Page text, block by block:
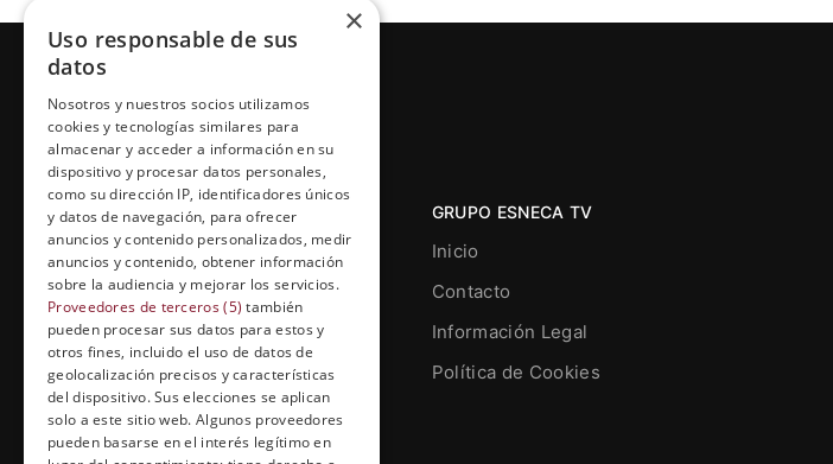
Grupo Esneca TV
Calle Prat de la Riba, 22, Entresuelo
(local 5)
25004, Lleida. España
GRUPO ESNECA TV
Inicio
Contacto
Información Legal
Política de Cookies
×
Uso responsable de sus
datos
Nosotros y nuestros socios utilizamos
cookies y tecnologías similares para
almacenar y acceder a información en su
dispositivo y procesar datos personales,
como su dirección IP, identificadores únicos
y datos de navegación, para ofrecer
anuncios y contenido personalizados, medir
anuncios y contenido, obtener información
sobre la audiencia y mejorar los servicios.
Proveedores de terceros (5) también
pueden procesar sus datos para estos y
otros fines, incluido el uso de datos de
geolocalización precisos y características
del dispositivo. Sus elecciones se aplican
solo a este sitio web. Algunos proveedores
pueden basarse en el interés legítimo en